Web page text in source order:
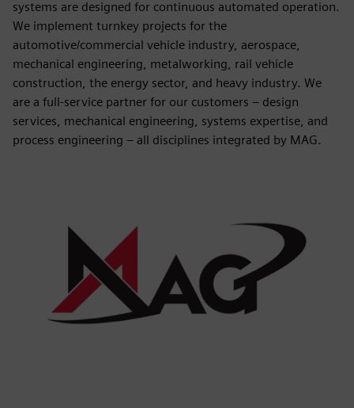
systems are designed for continuous automated operation.
We implement turnkey projects for the
automotive/commercial vehicle industry, aerospace,
mechanical engineering, metalworking, rail vehicle
construction, the energy sector, and heavy industry. We
are a full-service partner for our customers – design
services, mechanical engineering, systems expertise, and
process engineering – all disciplines integrated by MAG.